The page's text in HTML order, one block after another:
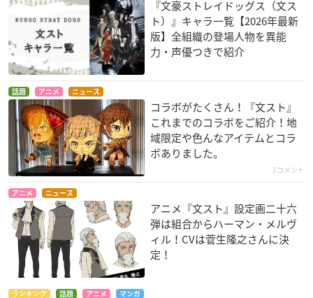
『文豪ストレイドッグス（文ス
ト）』キャラ一覧【2026年最新
版】全組織の登場人物を異能
力・声優つきで紹介
話題 アニメ ニュース
コラボがたくさん！『文スト』
これまでのコラボをご紹介！地
域限定や色んなアイテムとコラ
ボありました。
1コメント
アニメ ニュース
アニメ『文スト』設定画二十六
弾は組合からハーマン・メルヴ
ィル！CVは菅生隆之さんに決
定！
ランキング 話題 アニメ マンガ